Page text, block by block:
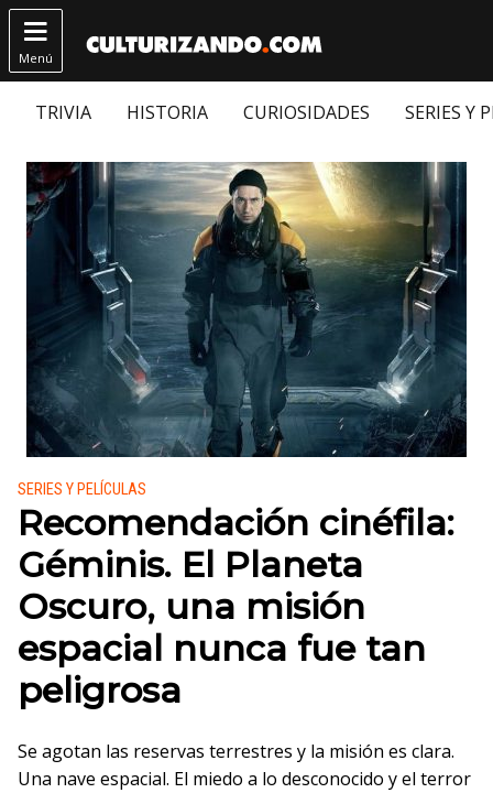

Menú
TRIVIA HISTORIA CURIOSIDADES SERIES Y
Publicado en:
SERIES Y PELÍCULAS
Recomendación cinéfila:
Géminis. El Planeta
Oscuro, una misión
espacial nunca fue tan
peligrosa
Se agotan las reservas terrestres y la misión es clara.
Una nave espacial. El miedo a lo desconocido y el terror